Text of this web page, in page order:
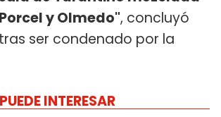
y Olmedo", concluyó
ser condenado por la
INTERESAR